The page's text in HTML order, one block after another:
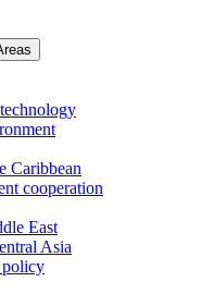
Caribbean
cooperation
East
Asia
policy